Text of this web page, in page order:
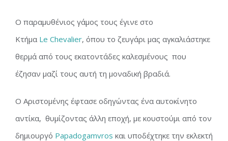
Ο παραμυθένιος γάμος τους έγινε στο
Κτήμα Le Chevalier, όπου το ζευγάρι μας αγκαλιάστηκε
θερμά από τους εκατοντάδες καλεσμένους που
έζησαν μαζί τους αυτή τη μοναδική βραδιά.
Ο Αριστομένης έφτασε οδηγώντας ένα αυτοκίνητο
αντίκα, θυμίζοντας άλλη εποχή, με κουστούμι από τον
δημιουργό Papadogamvros και υποδέχτηκε την εκλεκτή